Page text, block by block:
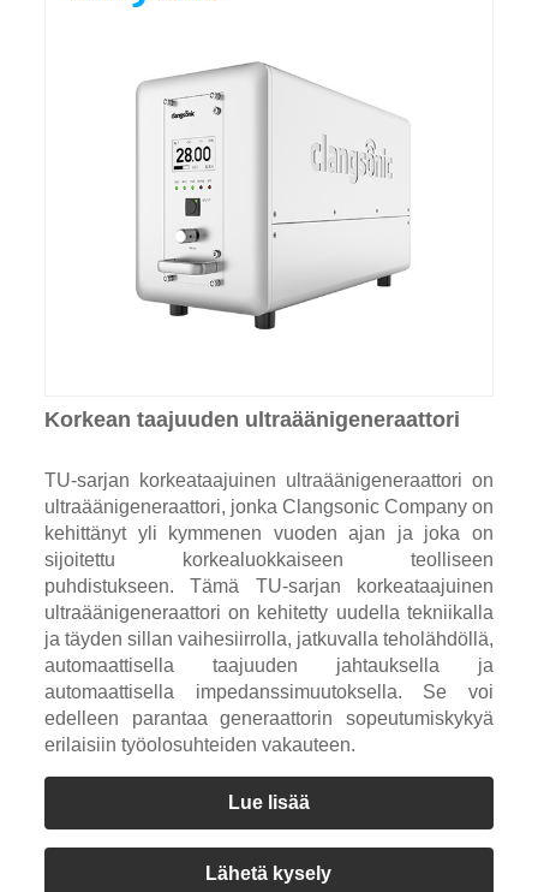
Korkean taajuuden ultraäänigeneraattori
TU-sarjan korkeataajuinen ultraäänigeneraattori on
ultraäänigeneraattori, jonka Clangsonic Company on
kehittänyt yli kymmenen vuoden ajan ja joka on
sijoitettu korkealuokkaiseen teolliseen
puhdistukseen. Tämä TU-sarjan korkeataajuinen
ultraäänigeneraattori on kehitetty uudella tekniikalla
ja täyden sillan vaihesiirrolla, jatkuvalla teholähdöllä,
automaattisella taajuuden jahtauksella ja
automaattisella impedanssimuutoksella. Se voi
edelleen parantaa generaattorin sopeutumiskykyä
erilaisiin työolosuhteiden vakauteen.
Lue lisää
Lähetä kysely